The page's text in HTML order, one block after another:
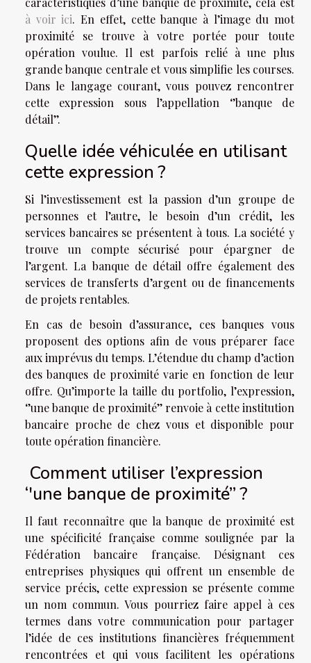
à voir ici. En effet, cette banque à l’image du mot
proximité se trouve à votre portée pour toute
opération voulue. Il est parfois relié à une plus
grande banque centrale et vous simplifie les courses.
Dans le langage courant, vous pouvez rencontrer
cette expression sous l’appellation ‘’banque de
détail’’.
Quelle idée véhiculée en utilisant
cette expression ?
Si l’investissement est la passion d’un groupe de
personnes et l’autre, le besoin d’un crédit, les
services bancaires se présentent à tous. La société y
trouve un compte sécurisé pour épargner de
l’argent. La banque de détail offre également des
services de transferts d’argent ou de financements
de projets rentables.
En cas de besoin d’assurance, ces banques vous
proposent des options afin de vous préparer face
aux imprévus du temps. L’étendue du champ d’action
des banques de proximité varie en fonction de leur
offre. Qu’importe la taille du portfolio, l’expression,
‘’une banque de proximité’’ renvoie à cette institution
bancaire proche de chez vous et disponible pour
toute opération financière.
Comment utiliser l’expression
‘'une banque de proximité’’ ?
Il faut reconnaître que la banque de proximité est
une spécificité française comme soulignée par la
Fédération bancaire française. Désignant ces
entreprises physiques qui offrent un ensemble de
service précis, cette expression se présente comme
un nom commun. Vous pourriez faire appel à ces
termes dans votre communication pour partager
l’idée de ces institutions financières fréquemment
rencontrées et qui vous facilitent les opérations